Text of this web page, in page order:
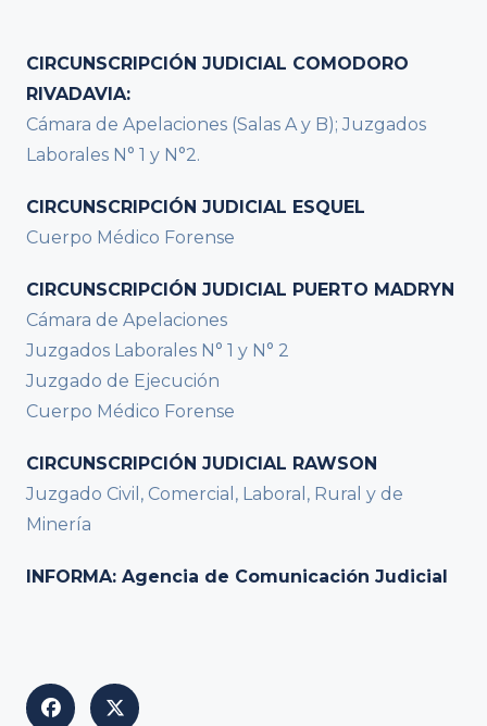
CIRCUNSCRIPCIÓN JUDICIAL COMODORO
RIVADAVIA:
Cámara de Apelaciones (Salas A y B); Juzgados
Laborales N° 1 y N°2.
CIRCUNSCRIPCIÓN JUDICIAL ESQUEL
Cuerpo Médico Forense
CIRCUNSCRIPCIÓN JUDICIAL PUERTO MADRYN
Cámara de Apelaciones
Juzgados Laborales N° 1 y N° 2
Juzgado de Ejecución
Cuerpo Médico Forense
CIRCUNSCRIPCIÓN JUDICIAL RAWSON
Juzgado Civil, Comercial, Laboral, Rural y de
Minería
INFORMA: Agencia de Comunicación Judicial